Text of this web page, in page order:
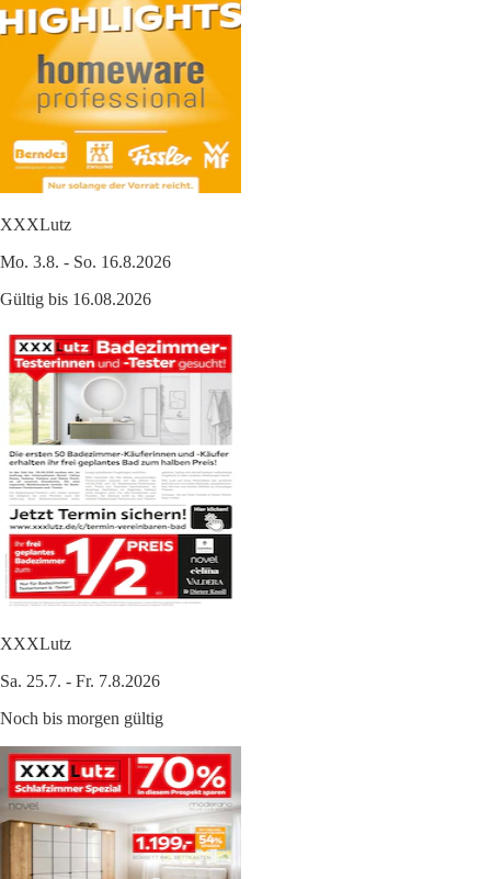
XXXLutz
Mo. 3.8. - So. 16.8.2026
Gültig bis 16.08.2026
XXXLutz
Sa. 25.7. - Fr. 7.8.2026
Noch bis morgen gültig